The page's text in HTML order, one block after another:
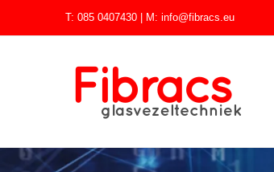
T: 085 0407430 | M:info@fibracs.eu